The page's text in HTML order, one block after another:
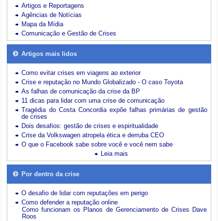
Artigos e Reportagens
Agências de Notícias
Mapa da Mídia
Comunicação e Gestão de Crises
Artigos mais lidos
Como evitar crises em viagens ao exterior
Crise e reputação no Mundo Globalizado - O caso Toyota
As falhas de comunicação da crise da BP
11 dicas para lidar com uma crise de comunicação
Tragédia do Costa Concordia expõe falhas primárias de gestão
de crises
Dois desafios: gestão de crises e espiritualidade
Crise da Volkswagen atropela ética e derruba CEO
O que o Facebook sabe sobre você e você nem sabe
Leia mais
Por dentro da crise
O desafio de lidar com reputações em perigo
Como defender a reputação online
Como funcionam os Planos de Gerenciamento de Crises Dave
Roos